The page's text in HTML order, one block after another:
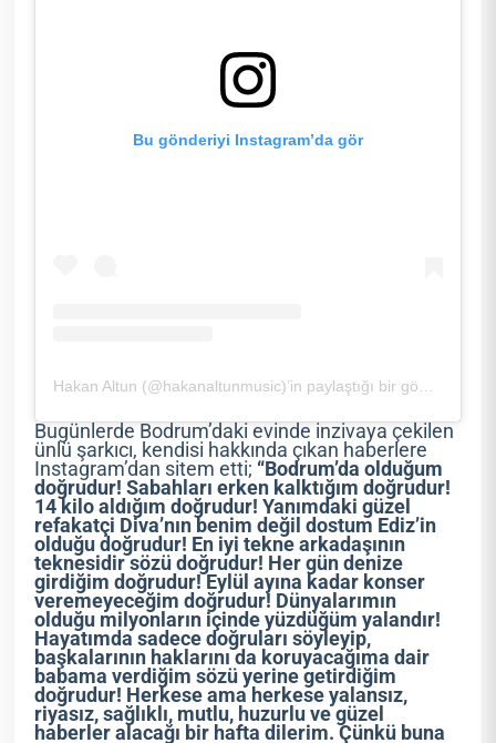
Bu gönderiyi Instagram’da gör
Hakan Altun (@hakanaltunmusic)’in paylaştığı bir gönderi
Bugünlerde Bodrum’daki evinde inzivaya çekilen
ünlü şarkıcı, kendisi hakkında çıkan haberlere
Instagram’dan sitem etti; “Bodrum’da olduğum
doğrudur! Sabahları erken kalktığım doğrudur!
14 kilo aldığım doğrudur! Yanımdaki güzel
refakatçi Diva’nın benim değil dostum Ediz’in
olduğu doğrudur! En iyi tekne arkadaşının
teknesidir sözü doğrudur! Her gün denize
girdiğim doğrudur! Eylül ayına kadar konser
veremeyeceğim doğrudur! Dünyalarımın
olduğu milyonların içinde yüzdüğüm yalandır!
Hayatımda sadece doğruları söyleyip,
başkalarının haklarını da koruyacağıma dair
babama verdiğim sözü yerine getirdiğim
doğrudur! Herkese ama herkese yalansız,
riyasız, sağlıklı, mutlu, huzurlu ve güzel
haberler alacağı bir hafta dilerim. Çünkü buna